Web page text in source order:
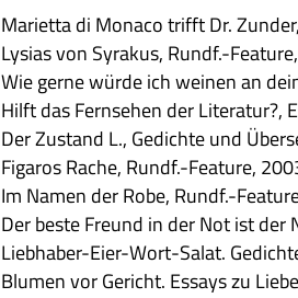
Mari­etta di Monaco trifft Dr.
Lys­ias von Syra­kus, Rundf.-
Wie gerne würde ich wei­nen an
Hilft das Fern­se­hen der Lite­ra­tur?,
Der Zustand L., Gedichte und
Figa­ros Rache, Rundf.-Feature,
Im Namen der Robe, Rundf.-
Der beste Freund in der Not ist der
Lieb­ha­ber-Eier-Wort-Salat.
Blu­men vor Gericht. Essays zu